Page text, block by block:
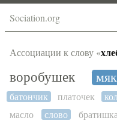
Sociation.org
Ассоциации к слову «
воробушек
батончик
платочек
масло
слово братишка